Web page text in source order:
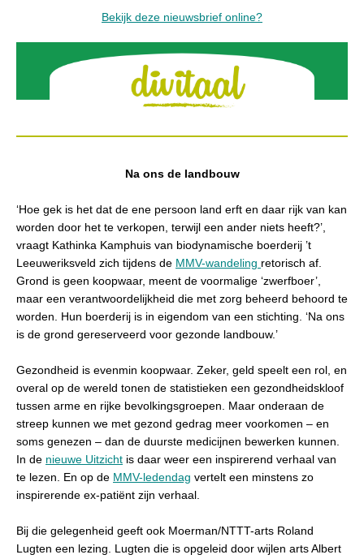
Bekijk deze nieuwsbrief online?
Na ons de landbouw
‘Hoe gek is het dat de ene persoon land erft en daar rijk van kan
worden door het te verkopen, terwijl een ander niets heeft?’,
vraagt Kathinka Kamphuis van biodynamische boerderij ’t
Leeuweriksveld zich tijdens de MMV-wandeling retorisch af.
Grond is geen koopwaar, meent de voormalige ‘zwerfboer’,
maar een verantwoordelijkheid die met zorg beheerd behoord te
worden. Hun boerderij is in eigendom van een stichting. ‘Na ons
is de grond gereserveerd voor gezonde landbouw.’
Gezondheid is evenmin koopwaar. Zeker, geld speelt een rol, en
overal op de wereld tonen de statistieken een gezondheidskloof
tussen arme en rijke bevolkingsgroepen. Maar onderaan de
streep kunnen we met gezond gedrag meer voorkomen – en
soms genezen – dan de duurste medicijnen bewerken kunnen.
In de nieuwe Uitzicht is daar weer een inspirerend verhaal van
te lezen. En op de MMV-ledendag vertelt een minstens zo
inspirerende ex-patiënt zijn verhaal.
Bij die gelegenheid geeft ook Moerman/NTTT-arts Roland
Lugten een lezing. Lugten die is opgeleid door wijlen arts Albert